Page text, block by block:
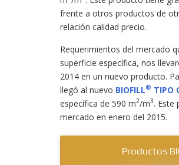
frente a otros productos de
relación calidad precio.
Requerimientos del mercado
superficie específica, nos
2014 en un nuevo producto.
llegó al nuevo BIOFILL® TIPO
específica de 590 m2/m3. Este
mercado en enero del 2015.
Productos